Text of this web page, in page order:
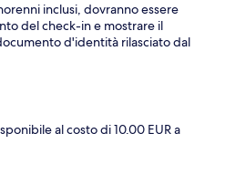
inclusi, dovranno essere
del check-in e mostrare il
d'identità rilasciato dal
al costo di 10.00 EUR a